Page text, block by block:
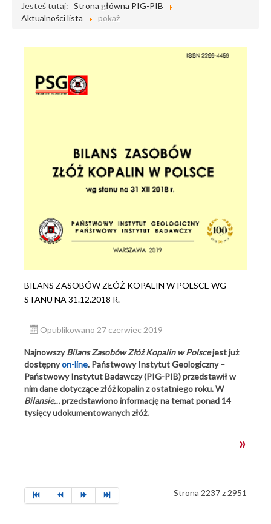
Jesteś tutaj: Strona główna PIG-PIB
Aktualności lista
pokaż
BILANS ZASOBÓW ZŁÓŻ KOPALIN W POLSCE WG
STANU NA 31.12.2018 R.
Opublikowano 27 czerwiec 2019
NajnowszyBilans Zasobów Złóż Kopalin w Polscejest już
dostępnyon-line. Państwowy Instytut Geologiczny –
Państwowy Instytut Badawczy (PIG-PIB) przedstawił w
nim dane dotyczące złóż kopalin z ostatniego roku. W
Bilansie…przedstawiono informację na temat ponad 14
tysięcy udokumentowanych złóż.
Strona 2237 z 2951